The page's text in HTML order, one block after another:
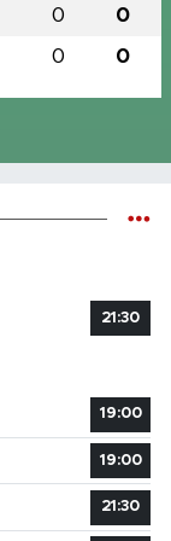
0 0
0 0
21:30
19:00
19:00
21:30